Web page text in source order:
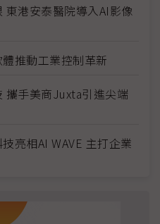
港安泰醫院導入AI影像
推動工業控制革新
攜手美商Juxta引進尖端
亮相AI WAVE 主打企業